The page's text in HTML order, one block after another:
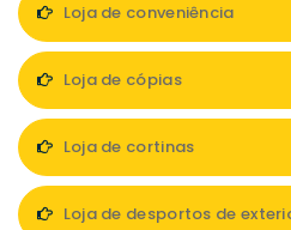
Loja de conveniência
Loja de cópias
Loja de cortinas
Loja de desportos de